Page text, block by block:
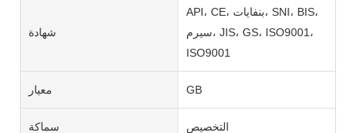
شهادة
API، CE، بنفايات، SNI، BIS،
سيرم، JIS، GS، ISO9001،
ISO9001
معيار GB
سماكة التخصيص